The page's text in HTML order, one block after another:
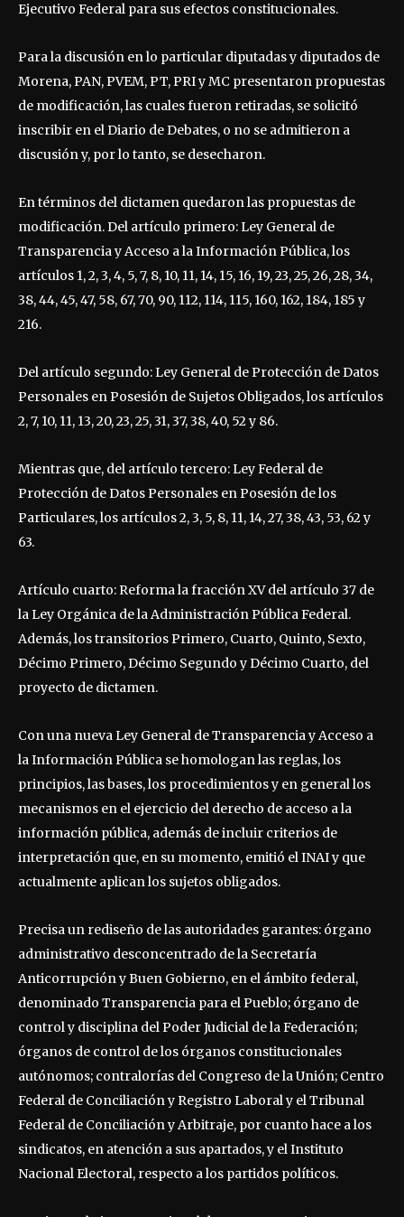
Ejecutivo Federal para sus efectos constitucionales.
Para la discusión en lo particular diputadas y diputados de
Morena, PAN, PVEM, PT, PRI y MC presentaron propuestas
de modificación, las cuales fueron retiradas, se solicitó
inscribir en el Diario de Debates, o no se admitieron a
discusión y, por lo tanto, se desecharon.
En términos del dictamen quedaron las propuestas de
modificación. Del artículo primero: Ley General de
Transparencia y Acceso a la Información Pública, los
artículos 1, 2, 3, 4, 5, 7, 8, 10, 11, 14, 15, 16, 19, 23, 25, 26, 28, 34,
38, 44, 45, 47, 58, 67, 70, 90, 112, 114, 115, 160, 162, 184, 185 y
216.
Del artículo segundo: Ley General de Protección de Datos
Personales en Posesión de Sujetos Obligados, los artículos
2, 7, 10, 11, 13, 20, 23, 25, 31, 37, 38, 40, 52 y 86.
Mientras que, del artículo tercero: Ley Federal de
Protección de Datos Personales en Posesión de los
Particulares, los artículos 2, 3, 5, 8, 11, 14, 27, 38, 43, 53, 62 y
63.
Artículo cuarto: Reforma la fracción XV del artículo 37 de
la Ley Orgánica de la Administración Pública Federal.
Además, los transitorios Primero, Cuarto, Quinto, Sexto,
Décimo Primero, Décimo Segundo y Décimo Cuarto, del
proyecto de dictamen.
Con una nueva Ley General de Transparencia y Acceso a
la Información Pública se homologan las reglas, los
principios, las bases, los procedimientos y en general los
mecanismos en el ejercicio del derecho de acceso a la
información pública, además de incluir criterios de
interpretación que, en su momento, emitió el INAI y que
actualmente aplican los sujetos obligados.
Precisa un rediseño de las autoridades garantes: órgano
administrativo desconcentrado de la Secretaría
Anticorrupción y Buen Gobierno, en el ámbito federal,
denominado Transparencia para el Pueblo; órgano de
control y disciplina del Poder Judicial de la Federación;
órganos de control de los órganos constitucionales
autónomos; contralorías del Congreso de la Unión; Centro
Federal de Conciliación y Registro Laboral y el Tribunal
Federal de Conciliación y Arbitraje, por cuanto hace a los
sindicatos, en atención a sus apartados, y el Instituto
Nacional Electoral, respecto a los partidos políticos.